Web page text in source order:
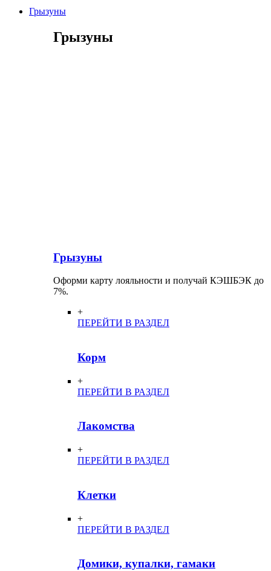
Грызуны
Грызуны
Грызуны
Оформи карту лояльности и получай КЭШБЭК до
7%.
+
ПЕРЕЙТИ В РАЗДЕЛ
Корм
+
ПЕРЕЙТИ В РАЗДЕЛ
Лакомства
+
ПЕРЕЙТИ В РАЗДЕЛ
Клетки
+
ПЕРЕЙТИ В РАЗДЕЛ
Домики, купалки, гамаки